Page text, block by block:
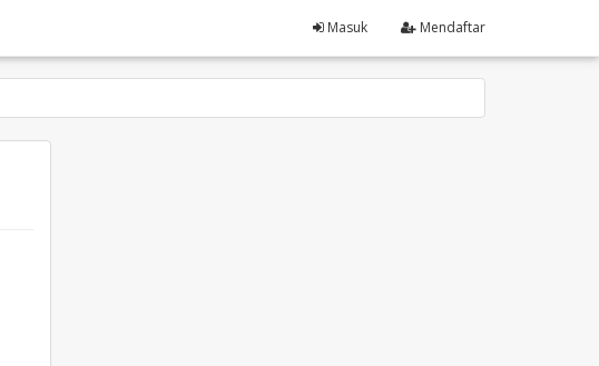
Masuk Mendaftar